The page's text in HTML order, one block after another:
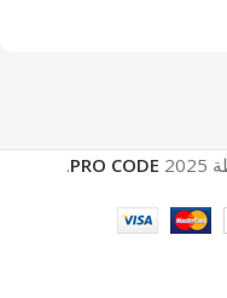
PRO CODE
.